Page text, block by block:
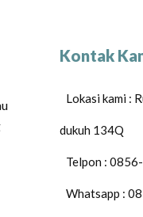
Kontak
Lokasi kami :
dukuh 134Q
Telpon :
Whatsapp :